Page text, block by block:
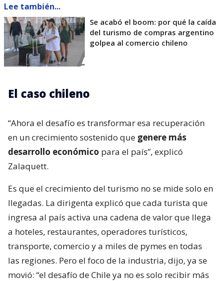
Lee también...
Se acabó el boom: por qué la caída
del turismo de compras argentino
golpea al comercio chileno
El caso chileno
“Ahora el desafío es transformar esa recuperación
en un crecimiento sostenido que genere más
desarrollo económico para el país”, explicó
Zalaquett.
Es que el crecimiento del turismo no se mide solo en
llegadas. La dirigenta explicó que cada turista que
ingresa al país activa una cadena de valor que llega
a hoteles, restaurantes, operadores turísticos,
transporte, comercio y a miles de pymes en todas
las regiones. Pero el foco de la industria, dijo, ya se
movió: “el desafío de Chile ya no es solo recibir más